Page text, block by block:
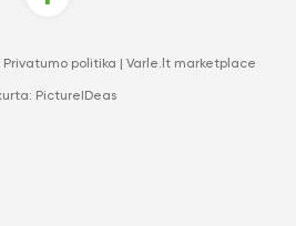
Privatumo politika Varle.lt marketplace
PictureIDeas